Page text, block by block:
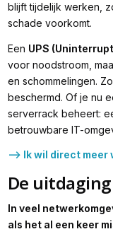
blijft tijdelijk werken,
schade voorkomt.
Een UPS
voor noodstroom,
en schommelingen.
beschermd. Of je nu
serverrack beheert:
betrouwbare IT-
--> Ik wil direct meer
De
In veel
als het al een keer